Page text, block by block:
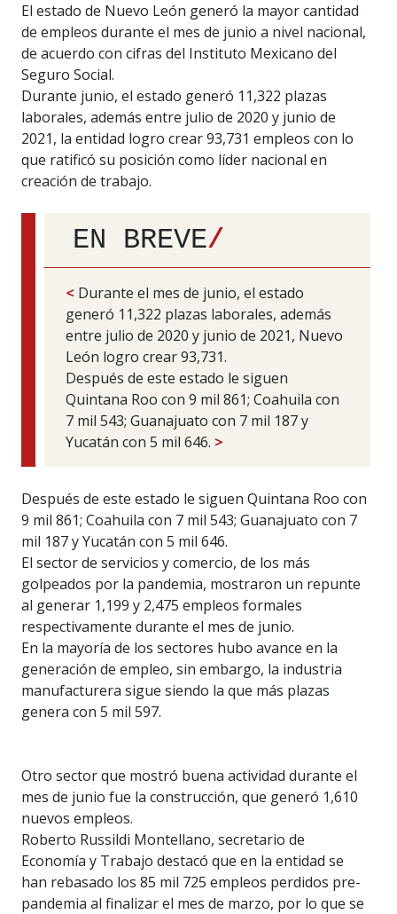
El estado de Nuevo León generó la mayor cantidad
de empleos durante el mes de junio a nivel nacional,
de acuerdo con cifras del Instituto Mexicano del
Seguro Social.
Durante junio, el estado generó 11,322 plazas
laborales, además entre julio de 2020 y junio de
2021, la entidad logro crear 93,731 empleos con lo
que ratificó su posición como líder nacional en
creación de trabajo.
EN BREVE/
< Durante el mes de junio, el estado
generó 11,322 plazas laborales, además
entre julio de 2020 y junio de 2021, Nuevo
León logro crear 93,731.
Después de este estado le siguen
Quintana Roo con 9 mil 861; Coahuila con
7 mil 543; Guanajuato con 7 mil 187 y
Yucatán con 5 mil 646. >
Después de este estado le siguen Quintana Roo con
9 mil 861; Coahuila con 7 mil 543; Guanajuato con 7
mil 187 y Yucatán con 5 mil 646.
El sector de servicios y comercio, de los más
golpeados por la pandemia, mostraron un repunte
al generar 1,199 y 2,475 empleos formales
respectivamente durante el mes de junio.
En la mayoría de los sectores hubo avance en la
generación de empleo, sin embargo, la industria
manufacturera sigue siendo la que más plazas
genera con 5 mil 597.
Otro sector que mostró buena actividad durante el
mes de junio fue la construcción, que generó 1,610
nuevos empleos.
Roberto Russildi Montellano, secretario de
Economía y Trabajo destacó que en la entidad se
han rebasado los 85 mil 725 empleos perdidos pre-
pandemia al finalizar el mes de marzo, por lo que se